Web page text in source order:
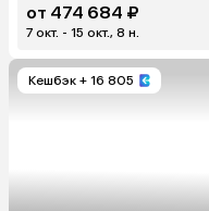
от 474 684 ₽
7 окт. - 15 окт., 8 н.
Кешбэк + 16 805